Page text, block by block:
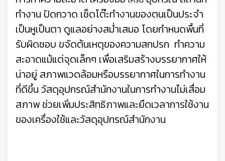
ทำงาน ปัดกวาด เช็ดโต๊ะทำงานของตนเป็นประจำ
เป็นหูเป็นตา ดูแลอย่างสม่ำเสมอ โดยกำหนดพื้นที่
รับผิดชอบ ขจัดต้นเหตุของความสกปรก ทำความ
สะอาดแม้แต่จุดเล็กๆ เพื่อเสริมสร้างบรรยากาศให้
น่าอยู่ สภาพแวดล้อมหรือบรรยากาศในการทำงาน
ที่ดีขึ้น วัสดุอุปกรณ์สำนักงานในการทำงานไม่เสื่อม
สภาพ ช่วยเพิ่มประสิทธิภาพและยืดเวลาการใช้งาน
ของเครื่องใช้และวัสดุอุปกรณ์สำนักงาน